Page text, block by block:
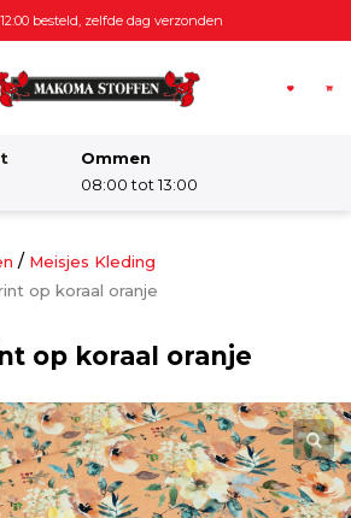
besteld, zelfde dag verzonden
Ommen
08:00 tot 13:00
Damesstoffen
Kinderstoffen
Kinderkamer
/ Meisjes Kleding
op koraal oranje
op koraal oranje